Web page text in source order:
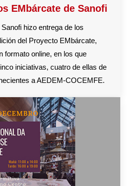
EMbárcate de Sanofi
hizo entrega de los
del Proyecto EMbárcate,
formato online, en los que
iniciativas, cuatro de ellas de
a AEDEM-COCEMFE.